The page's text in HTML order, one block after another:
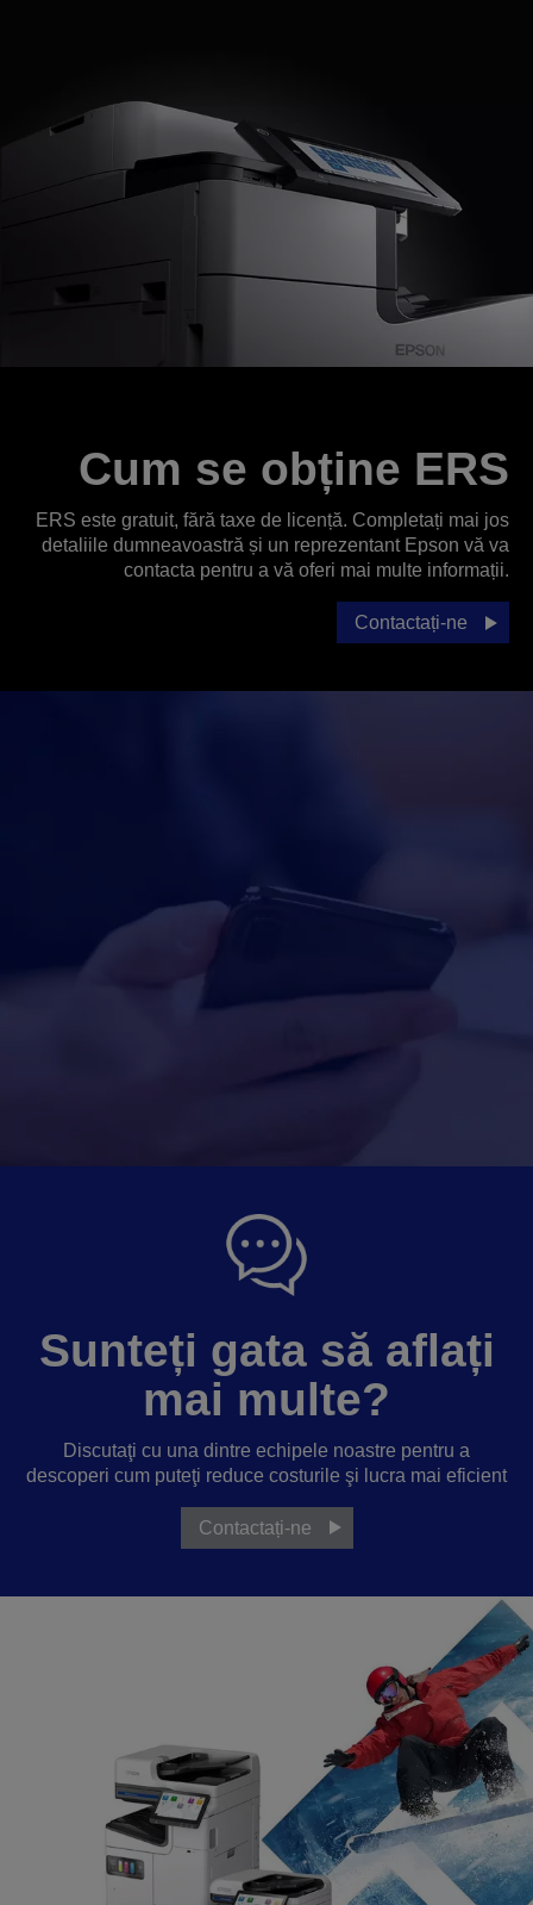
Cum se obține ERS
ERS este gratuit, fără taxe de licență. Completați mai jos
detaliile dumneavoastră și un reprezentant Epson vă va
contacta pentru a vă oferi mai multe informații.
Contactați-ne
Sunteți gata să aflați
mai multe?
Discutaţi cu una dintre echipele noastre pentru a
descoperi cum puteţi reduce costurile şi lucra mai eficient
Contactați-ne